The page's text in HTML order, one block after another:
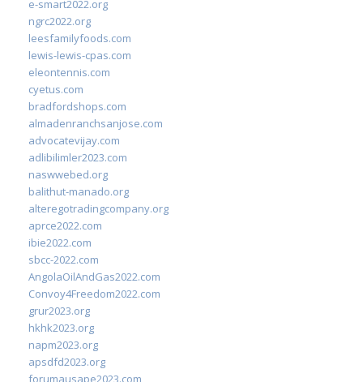
e-smart2022.org
ngrc2022.org
leesfamilyfoods.com
lewis-lewis-cpas.com
eleontennis.com
cyetus.com
bradfordshops.com
almadenranchsanjose.com
advocatevijay.com
adlibilimler2023.com
naswwebed.org
balithut-manado.org
alteregotradingcompany.org
aprce2022.com
ibie2022.com
sbcc-2022.com
AngolaOilAndGas2022.com
Convoy4Freedom2022.com
grur2023.org
hkhk2023.org
napm2023.org
apsdfd2023.org
forumausape2023.com